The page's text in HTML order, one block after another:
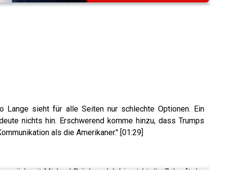
Lange sieht für alle Seiten nur schlechte Optionen. Ein
nichts hin. Erschwerend komme hinzu, dass Trumps
als die Amerikaner." [01:29]